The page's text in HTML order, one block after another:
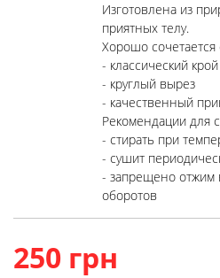
Изготовлена из
приятных телу.
Хорошо
- классический крой
- круглый вырез
- качественный
Рекомендации для
- стирать при
- сушит
- запрещено
оборотов
250 грн